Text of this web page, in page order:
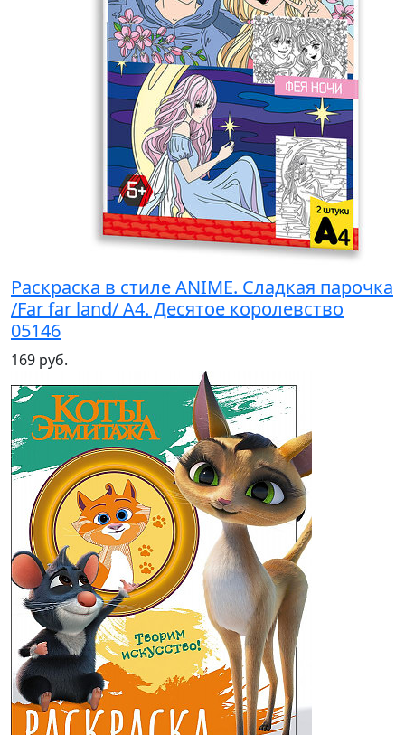
Раскраска в стиле ANIME. Сладкая парочка
/Far far land/ А4. Десятое королевство
05146
169 руб.